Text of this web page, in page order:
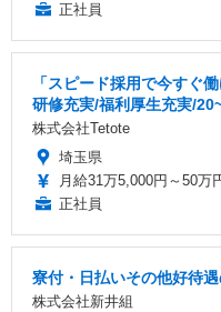
正社員
「スピード採用で今すぐ
研修充実/福利厚生充実/
株式会社Tetote
埼玉県
月給31万5,000円～50万
正社員
寮付・日払いその他好待
株式会社新井組